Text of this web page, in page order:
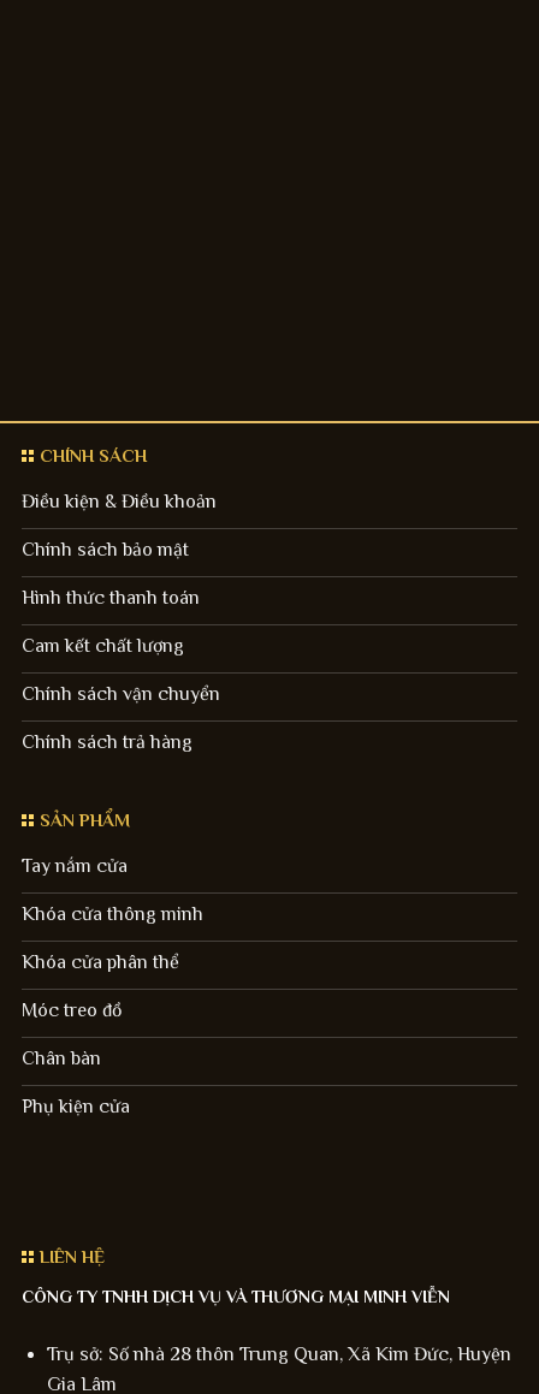
CHÍNH SÁCH
Điều kiện & Điều khoản
Chính sách bảo mật
Hình thức thanh toán
Cam kết chất lượng
Chính sách vận chuyển
Chính sách trả hàng
SẢN PHẨM
Tay nắm cửa
Khóa cửa thông minh
Khóa cửa phân thể
Móc treo đồ
Chân bàn
Phụ kiện cửa
LIÊN HỆ
CÔNG TY TNHH DỊCH VỤ VÀ THƯƠNG MẠI MINH VIỄN
Trụ sở: Số nhà 28 thôn Trung Quan, Xã Kim Đức, Huyện
Gia Lâm